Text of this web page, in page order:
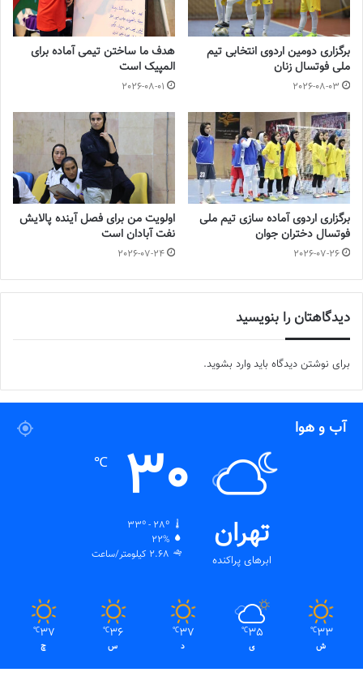
برگزاری دومین اردوی انتخابی تیم
ملی فوتسال زنان
2026-08-03
هدف ما ساختن تیمی آماده برای
المپیک است
2026-08-01
برگزاری اردوی آماده سازی تیم ملی
فوتسال دختران جوان
2026-07-26
اولویت من برای فصل آینده پالایش
نفت آبادان است
2026-07-24
دیدگاهتان را بنویسید
برای نوشتن دیدگاه باید وارد بشوید.
آب و هوا
تهران
ابرهای پراکنده
30
℃
33º - 28º
22%
2.68 کیلومتر/ساعت
33
℃
ش
35
℃
ی
37
℃
د
36
℃
س
37
℃
چ